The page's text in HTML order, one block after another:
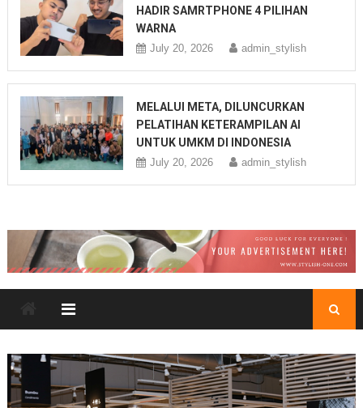
HADIR SAMRTPHONE 4 PILIHAN
WARNA
July 20, 2026 admin_stylish
MELALUI META, DILUNCURKAN
PELATIHAN KETERAMPILAN AI
UNTUK UMKM DI INDONESIA
July 20, 2026 admin_stylish